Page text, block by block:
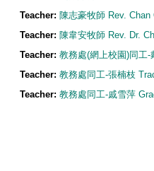
Teacher: 陳志豪牧師 Rev.
Teacher: 陳韋安牧師 Rev. Dr.
Teacher: 教務處(網上校園)同工
Teacher: 教務處同工-張楠枝
Teacher: 教務處同工-戚雪萍